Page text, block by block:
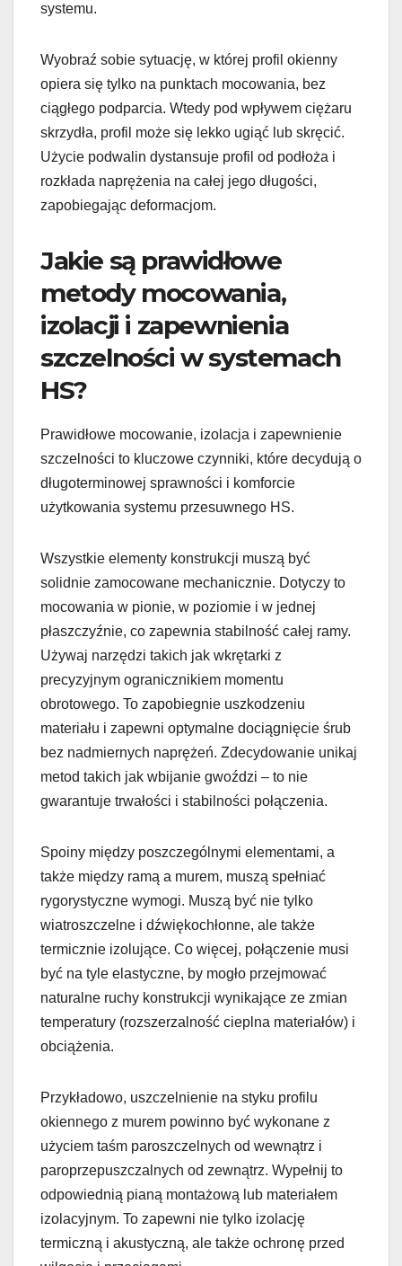
systemu.
Wyobraź sobie sytuację, w której profil okienny
opiera się tylko na punktach mocowania, bez
ciągłego podparcia. Wtedy pod wpływem ciężaru
skrzydła, profil może się lekko ugiąć lub skręcić.
Użycie podwalin dystansuje profil od podłoża i
rozkłada naprężenia na całej jego długości,
zapobiegając deformacjom.
Jakie są prawidłowe
metody mocowania,
izolacji i zapewnienia
szczelności w systemach
HS?
Prawidłowe mocowanie, izolacja i zapewnienie
szczelności to kluczowe czynniki, które decydują o
długoterminowej sprawności i komforcie
użytkowania systemu przesuwnego HS.
Wszystkie elementy konstrukcji muszą być
solidnie zamocowane mechanicznie. Dotyczy to
mocowania w pionie, w poziomie i w jednej
płaszczyźnie, co zapewnia stabilność całej ramy.
Używaj narzędzi takich jak wkrętarki z
precyzyjnym ogranicznikiem momentu
obrotowego. To zapobiegnie uszkodzeniu
materiału i zapewni optymalne dociągnięcie śrub
bez nadmiernych naprężeń. Zdecydowanie unikaj
metod takich jak wbijanie gwoździ – to nie
gwarantuje trwałości i stabilności połączenia.
Spoiny między poszczególnymi elementami, a
także między ramą a murem, muszą spełniać
rygorystyczne wymogi. Muszą być nie tylko
wiatroszczelne i dźwiękochłonne, ale także
termicznie izolujące. Co więcej, połączenie musi
być na tyle elastyczne, by mogło przejmować
naturalne ruchy konstrukcji wynikające ze zmian
temperatury (rozszerzalność cieplna materiałów) i
obciążenia.
Przykładowo, uszczelnienie na styku profilu
okiennego z murem powinno być wykonane z
użyciem taśm paroszczelnych od wewnątrz i
paroprzepuszczalnych od zewnątrz. Wypełnij to
odpowiednią pianą montażową lub materiałem
izolacyjnym. To zapewni nie tylko izolację
termiczną i akustyczną, ale także ochronę przed